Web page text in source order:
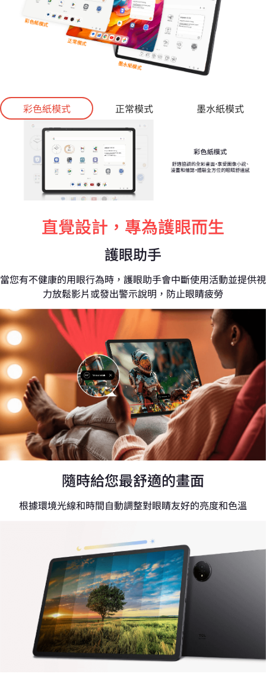
彩色紙模式 正常模式 墨水紙模式
直覺設計，專為護眼而生
護眼助手
當您有不健康的用眼行為時，護眼助手會中斷使用活動並提供視
力放鬆影片或發出警示說明，防止眼睛疲勞
隨時給您最舒適的畫面
根據環境光線和時間自動調整對眼睛友好的亮度和色溫